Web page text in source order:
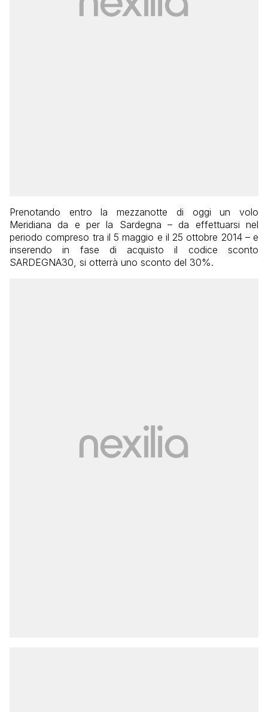
Prenotando entro la mezzanotte di oggi un volo
Meridiana da e per la Sardegna – da effettuarsi nel
periodo compreso tra il 5 maggio e il 25 ottobre 2014 – e
inserendo in fase di acquisto il codice sconto
SARDEGNA30, si otterrà uno sconto del 30%.